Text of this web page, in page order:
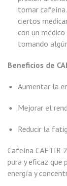
tomar
ciertos
con un
tomando
Beneficios de
Aumentar la
Mejorar el
Reducir la
Cafeína CAFTIR
pura y eficaz que
energía y